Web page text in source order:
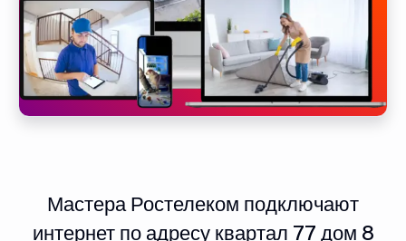
Мастера Ростелеком подключают
интернет по адресу квартал 77 дом 8